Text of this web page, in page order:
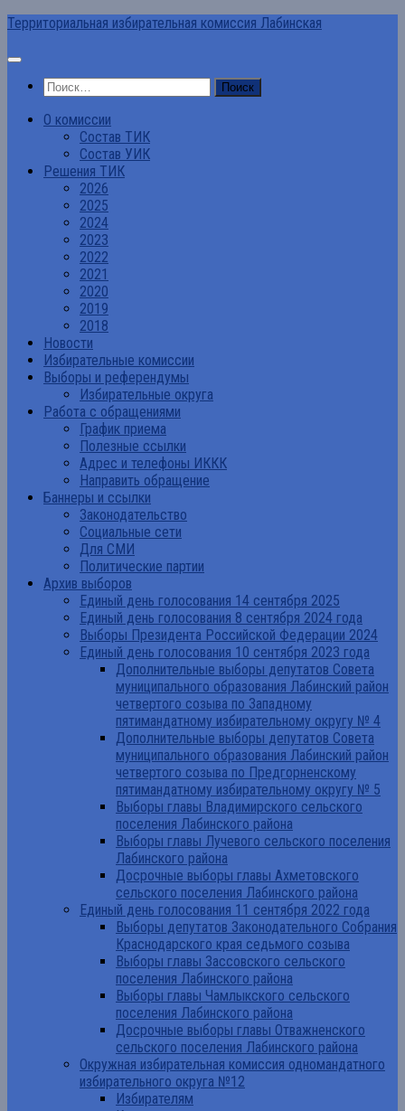
Перейти
содержимому
Территориальная избирательная комиссия Лабинская
Найти:
О комиссии
Состав ТИК
Состав УИК
Решения ТИК
2026
2025
2024
2023
2022
2021
2020
2019
2018
Новости
Избирательные комиссии
Выборы и референдумы
Избирательные округа
Работа с обращениями
График приема
Полезные ссылки
Адрес и телефоны ИККК
Направить обращение
Баннеры и ссылки
Законодательство
Социальные сети
Для СМИ
Политические партии
Архив выборов
Единый день голосования 14 сентября 2025
Единый день голосования 8 сентября 2024 года
Выборы Президента Российской Федерации 2024
Единый день голосования 10 сентября 2023 года
Дополнительные выборы депутатов Совета
муниципального образования Лабинский район
четвертого созыва по Западному
пятимандатному избирательному округу № 4
Дополнительные выборы депутатов Совета
муниципального образования Лабинский район
четвертого созыва по Предгорненскому
пятимандатному избирательному округу № 5
Выборы главы Владимирского сельского
поселения Лабинского района
Выборы главы Лучевого сельского поселения
Лабинского района
Досрочные выборы главы Ахметовского
сельского поселения Лабинского района
Единый день голосования 11 сентября 2022 года
Выборы депутатов Законодательного Собрания
Краснодарского края седьмого созыва
Выборы главы Зассовского сельского
поселения Лабинского района
Выборы главы Чамлыкского сельского
поселения Лабинского района
Досрочные выборы главы Отважненского
сельского поселения Лабинского района
Окружная избирательная комиссия одномандатного
избирательного округа №12
Избирателям